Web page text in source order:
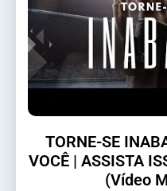
TORNE-SE
VOCÊ | ASSISTA
(Vídeo